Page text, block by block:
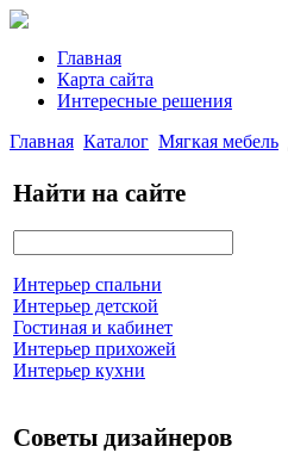
Главная
Карта сайта
Интересные решения
Главная Каталог Мягкая мебель
Найти на сайте
Интерьер спальни
Интерьер детской
Гостиная и кабинет
Интерьер прихожей
Интерьер кухни
Советы дизайнеров